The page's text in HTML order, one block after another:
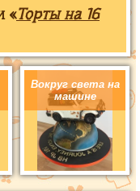
«Торты на 16
Вокруг света на
машине